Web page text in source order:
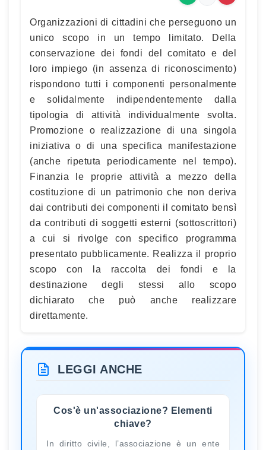
Organizzazioni di cittadini che perseguono un
unico scopo in un tempo limitato. Della
conservazione dei fondi del comitato e del
loro impiego (in assenza di riconoscimento)
rispondono tutti i componenti personalmente
e solidalmente indipendentemente dalla
tipologia di attività individualmente svolta.
Promozione o realizzazione di una singola
iniziativa o di una specifica manifestazione
(anche ripetuta periodicamente nel tempo).
Finanzia le proprie attività a mezzo della
costituzione di un patrimonio che non deriva
dai contributi dei componenti il comitato bensì
da contributi di soggetti esterni (sottoscrittori)
a cui si rivolge con specifico programma
presentato pubblicamente. Realizza il proprio
scopo con la raccolta dei fondi e la
destinazione degli stessi allo scopo
dichiarato che può anche realizzare
direttamente.
LEGGI ANCHE
Cos'è un'associazione? Elementi
chiave?
In diritto civile, l’associazione è un ente